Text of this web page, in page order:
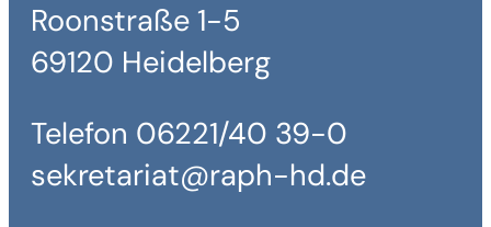
Roonstraße 1-5
69120 Heidelberg
Telefon 06221/40 39-0
sekretariat@raph-hd.de